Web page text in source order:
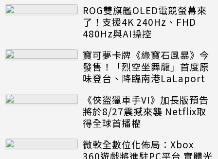
ROG雙旗艦OLED電競螢幕來
了！支援4K 240Hz、FHD
480Hz與AI操控
寶可夢卡牌《綠寶石風暴》今
發售！「烈空坐舞龍」首度原
味登台、降臨南港LaLaport
《俠盜獵車手VI》加長版預告
將於8/27震撼來襲 Netflix取
得全球首播權
微軟全數位化佈局：Xbox
360遊戲將進駐PC平台 實體光